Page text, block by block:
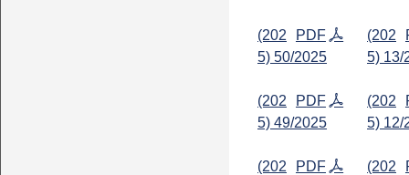
PDF
(202
5) 50/2025
PDF
(202
5) 49/2025
PDF
(202
(202
5) 13/
(202
5) 12/
(202